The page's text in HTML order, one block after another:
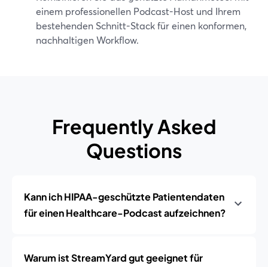
einem professionellen Podcast-Host und Ihrem
bestehenden Schnitt-Stack für einen konformen,
nachhaltigen Workflow.
Frequently Asked
Questions
Kann ich HIPAA-geschützte Patientendaten
für einen Healthcare-Podcast aufzeichnen?
Warum ist StreamYard gut geeignet für